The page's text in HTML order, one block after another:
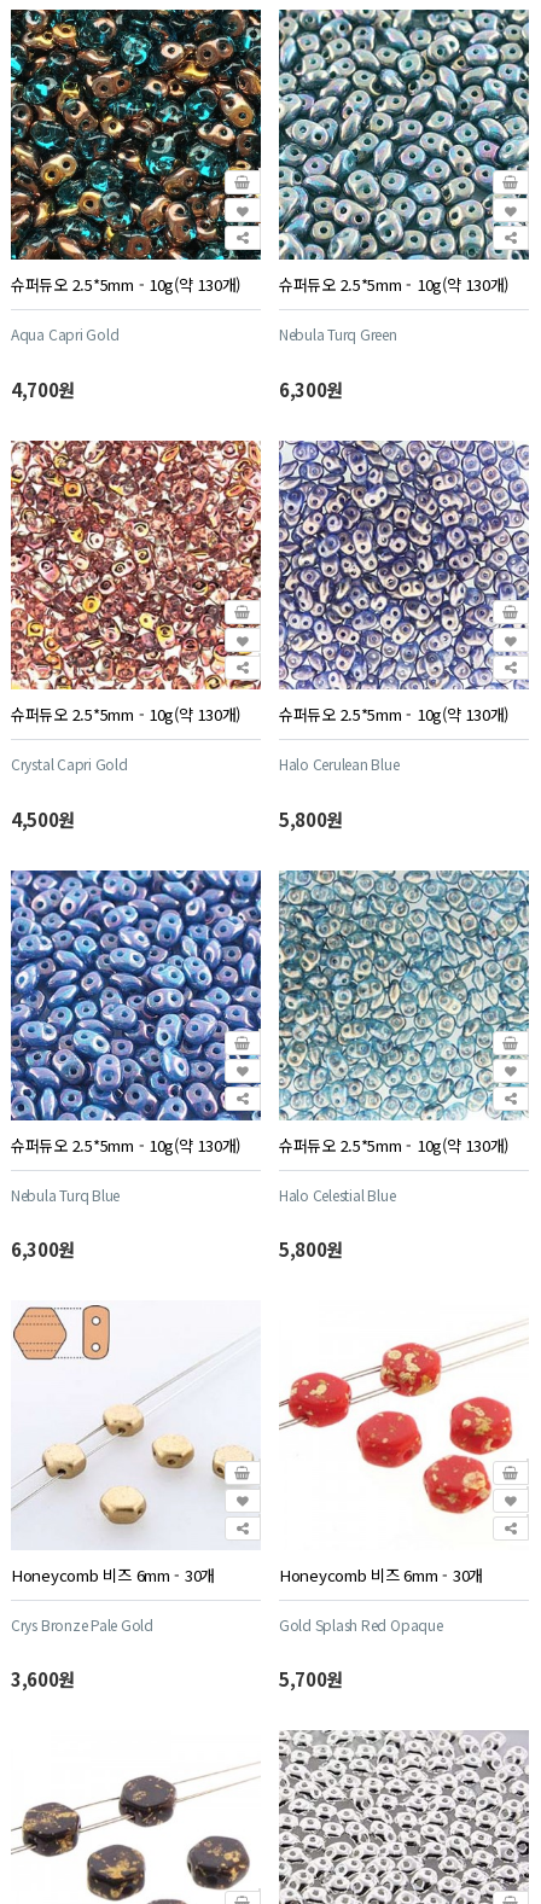
슈퍼듀오 2.5*5mm - 10g(약 130개)
Aqua Capri Gold
4,700원
슈퍼듀오 2.5*5mm - 10g(약 130개)
Nebula Turq Green
6,300원
슈퍼듀오 2.5*5mm - 10g(약 130개)
Crystal Capri Gold
4,500원
슈퍼듀오 2.5*5mm - 10g(약 130개)
Halo Cerulean Blue
5,800원
슈퍼듀오 2.5*5mm - 10g(약 130개)
Nebula Turq Blue
6,300원
슈퍼듀오 2.5*5mm - 10g(약 130개)
Halo Celestial Blue
5,800원
Honeycomb 비즈 6mm - 30개
Crys Bronze Pale Gold
3,600원
Honeycomb 비즈 6mm - 30개
Gold Splash Red Opaque
5,700원